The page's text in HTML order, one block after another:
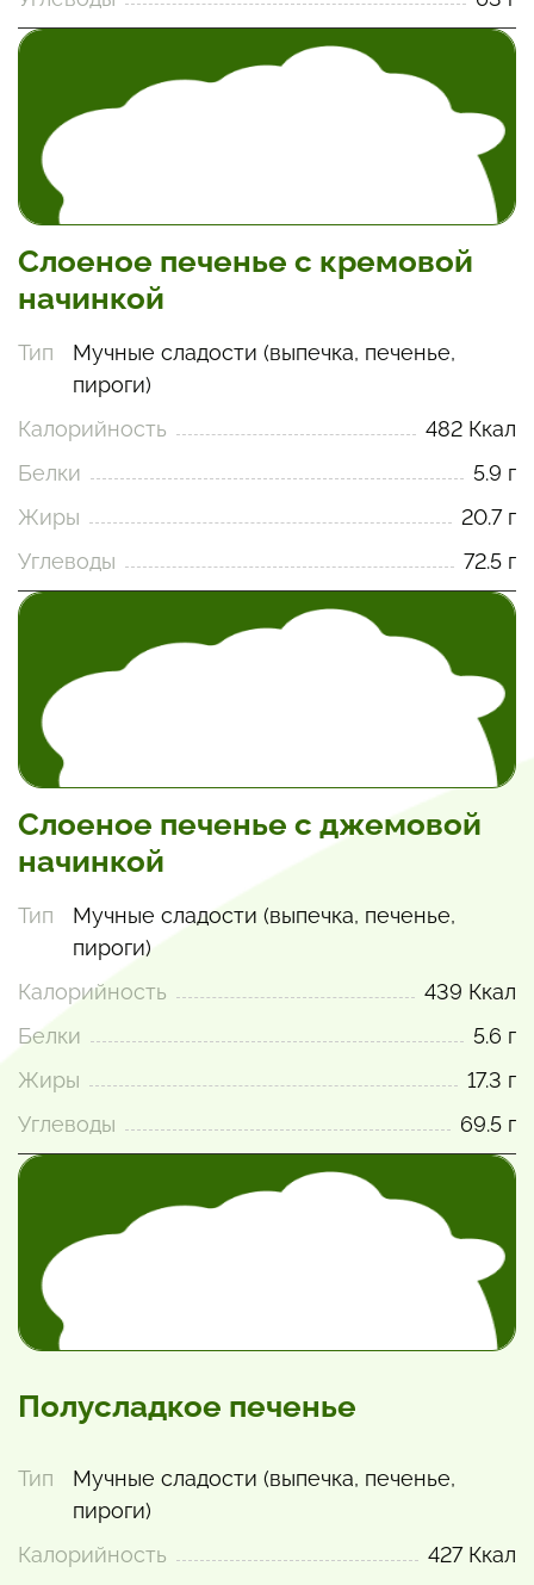
Слоеное печенье с кремовой
начинкой
Тип
Мучные сладости (выпечка, печенье,
пироги)
Калорийность
482 Ккал
Белки
5.9 г
Жиры
20.7 г
Углеводы
72.5 г
Слоеное печенье с джемовой
начинкой
Тип
Мучные сладости (выпечка, печенье,
пироги)
Калорийность
439 Ккал
Белки
5.6 г
Жиры
17.3 г
Углеводы
69.5 г
Полусладкое печенье
Тип
Мучные сладости (выпечка, печенье,
пироги)
Калорийность
427 Ккал